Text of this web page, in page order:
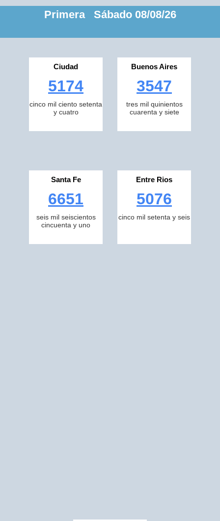
Primera Sábado 08/08/26
Ciudad
5174
cinco mil ciento setenta
y cuatro
Buenos Aires
3547
tres mil quinientos
cuarenta y siete
Santa Fe
6651
seis mil seiscientos
cincuenta y uno
Entre Rios
5076
cinco mil setenta y seis